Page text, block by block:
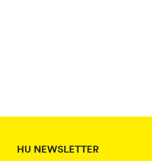
HU NEWSLETTER